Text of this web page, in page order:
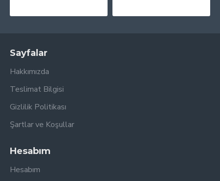
Sayfalar
Hakkımızda
Teslimat Bilgisi
Gizlilik Politikası
Şartlar ve Koşullar
Hesabım
Hesabım